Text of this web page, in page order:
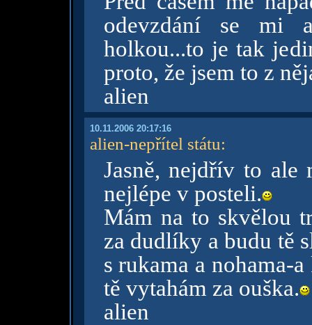
odevzdání se mi
holkou...to je tak
proto, že jsem to z
alien
10.11.2006 20:17:16
alien-nepřítel státu:
Jasně, nejdřív to ale
nejlépe v posteli.
Mám na to skvělou
za dudlíky a budu tě
s rukama a nohama-
tě vytahám za ouška.
alien